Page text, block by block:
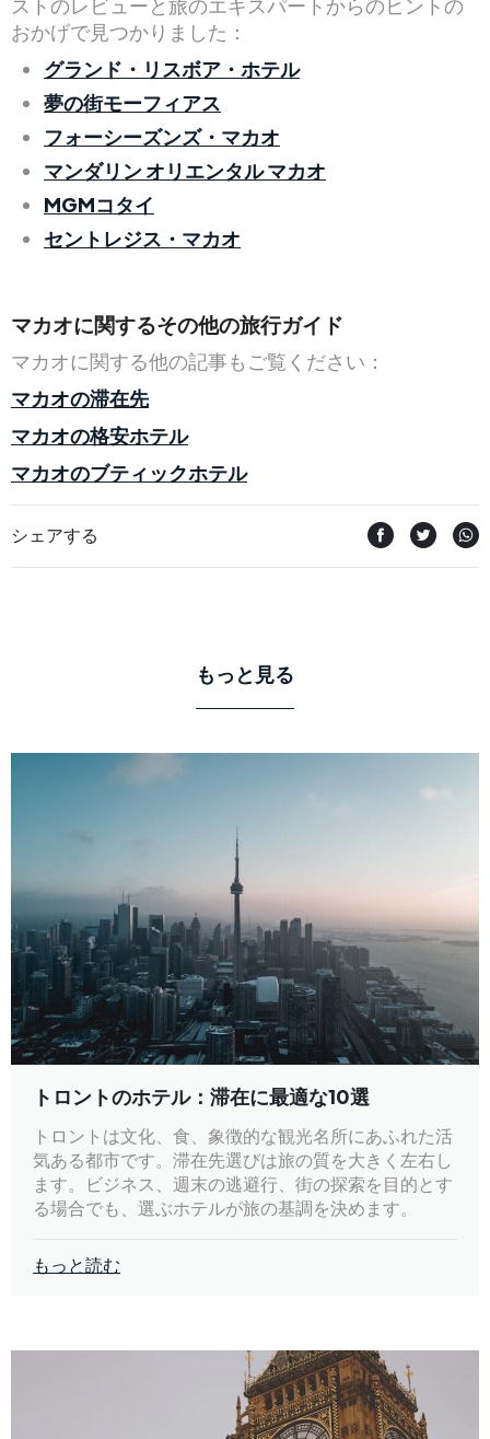
ストのレビューと旅のエキスパートからのヒントの
おかげで見つかりました：
グランド・リスボア・ホテル
夢の街モーフィアス
フォーシーズンズ・マカオ
マンダリン オリエンタル マカオ
MGMコタイ
セントレジス・マカオ
マカオに関するその他の旅行ガイド
マカオに関する他の記事もご覧ください：
マカオの滞在先
マカオの格安ホテル
マカオのブティックホテル
シェアする
もっと見る
トロントのホテル：滞在に最適な10選
トロントは文化、食、象徴的な観光名所にあふれた活
気ある都市です。滞在先選びは旅の質を大きく左右し
ます。ビジネス、週末の逃避行、街の探索を目的とす
る場合でも、選ぶホテルが旅の基調を決めます。
もっと読む